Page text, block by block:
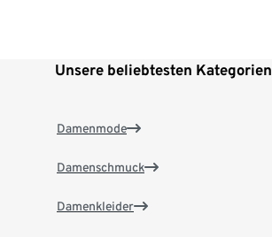
Unsere beliebtesten Kategorien
Damenmode
Damenschmuck
Damenkleider